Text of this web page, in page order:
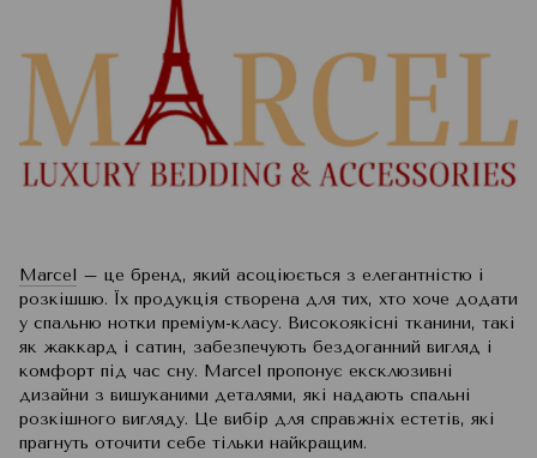
Marcel – це бренд, який асоціюється з елегантністю і
розкішшю. Їх продукція створена для тих, хто хоче додати
у спальню нотки преміум-класу. Високоякісні тканини, такі
як жаккард і сатин, забезпечують бездоганний вигляд і
комфорт під час сну. Marcel пропонує ексклюзивні
дизайни з вишуканими деталями, які надають спальні
розкішного вигляду. Це вибір для справжніх естетів, які
прагнуть оточити себе тільки найкращим.